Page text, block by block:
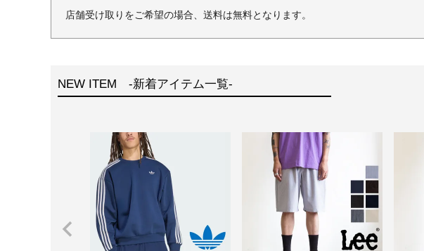
店舗受け取りをご希望の場合、送料は無料となります。
NEW ITEM -新着アイテム一覧-